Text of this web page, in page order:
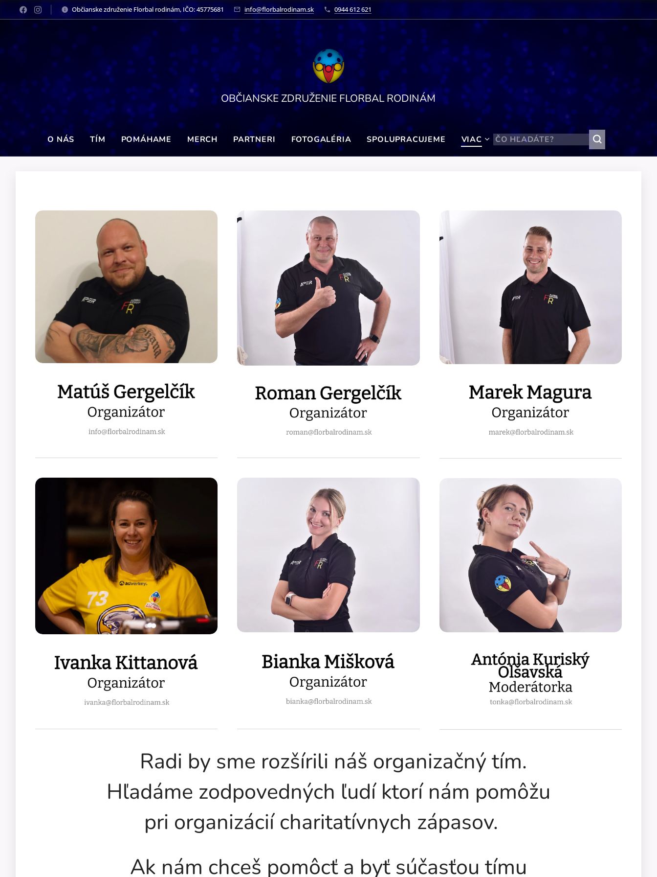
Občianske združenie Florbal rodinám, IČO: 45775681 info@florbalrodinam.sk 0944 612 621
OBČIANSKE ZDRUŽENIE FLORBAL RODINÁM
O NÁS TÍM POMÁHAME MERCH PARTNERI FOTOGALÉRIA SPOLUPRACUJEME VIAC
Radi by sme rozšírili náš organizačný tím.
Hľadáme zodpovedných ľudí ktorí nám pomôžu
pri organizácií charitatívnych zápasov.
Ak nám chceš pomôcť a byť súčasťou tímu